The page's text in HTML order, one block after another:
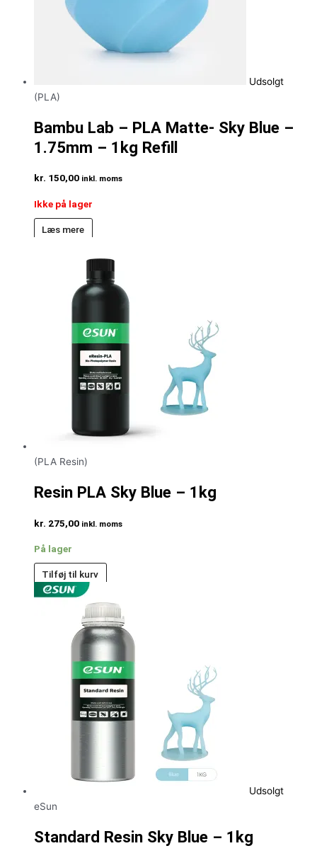
Udsolgt
(PLA)
Bambu Lab – PLA Matte- Sky Blue –
1.75mm – 1kg Refill
kr. 150,00 inkl. moms
Ikke på lager
Læs mere
(PLA Resin)
Resin PLA Sky Blue – 1kg
kr. 275,00 inkl. moms
På lager
Tilføj til kurv
Udsolgt
eSun
Standard Resin Sky Blue – 1kg